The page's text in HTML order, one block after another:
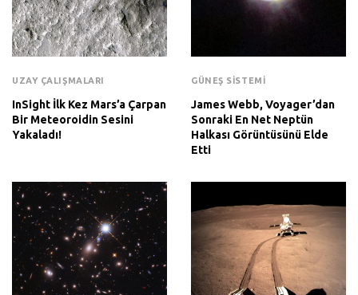
UZAY ÇALIŞMALARI
InSight İlk Kez Mars’a Çarpan
Bir Meteoroidin Sesini
Yakaladı!
GÜNEŞ SISTEMI
James Webb, Voyager’dan
Sonraki En Net Neptün
Halkası Görüntüsünü Elde
Etti